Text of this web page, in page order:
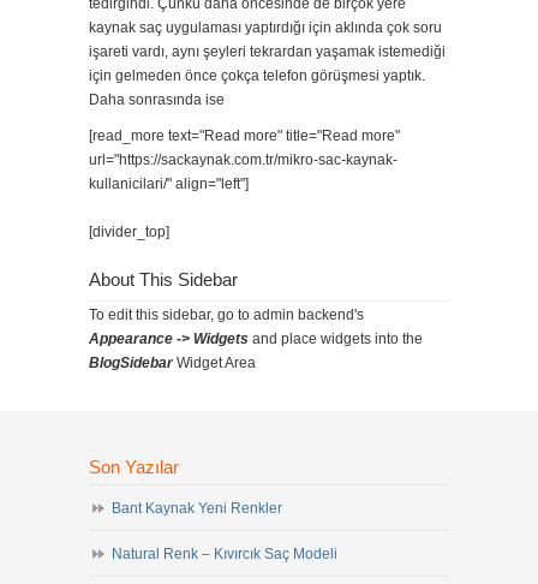
tedirgindi. Çünkü daha öncesinde de birçok yere
kaynak saç uygulaması yaptırdığı için aklında çok soru
işareti vardı, aynı şeyleri tekrardan yaşamak istemediği
için gelmeden önce çokça telefon görüşmesi yaptık.
Daha sonrasında ise
[read_more text="Read more" title="Read more"
url="https://sackaynak.com.tr/mikro-sac-kaynak-
kullanicilari/" align="left"]
[divider_top]
About This Sidebar
To edit this sidebar, go to admin backend's
Appearance -> Widgets and place widgets into the
BlogSidebarWidget Area
Son Yazılar
Bant Kaynak Yeni Renkler
Natural Renk – Kıvırcık Saç Modeli